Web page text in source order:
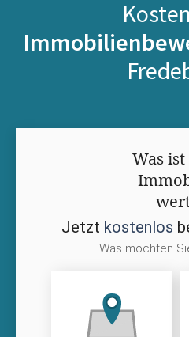
Was
Jetzt kostenlos
Was möchten